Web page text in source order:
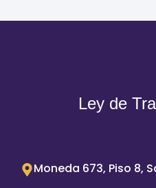
Ley de
Moneda 673, Piso 8,